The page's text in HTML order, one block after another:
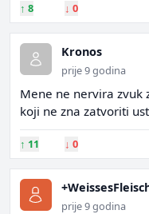
↑ 8 ↓ 0
Kronos
prije 9 godina
Mene ne nervira zvuk
koji ne zna zatvoriti
↑ 11 ↓ 0
prije 9 godina